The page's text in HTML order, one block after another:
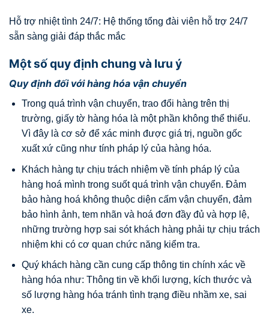
Hỗ trợ nhiệt tình 24/7: Hệ thống tổng đài viên hỗ trợ 24/7
sẵn sàng giải đáp thắc mắc
Một số quy định chung và lưu ý
Quy định đối với hàng hóa vận chuyển
Trong quá trình vận chuyển, trao đổi hàng trên thị
trường, giấy tờ hàng hóa là một phần không thể thiếu.
Vì đây là cơ sở để xác minh được giá trị, nguồn gốc
xuất xứ cũng như tính pháp lý của hàng hóa.
Khách hàng tự chịu trách nhiệm về tính pháp lý của
hàng hoá mình trong suốt quá trình vận chuyển. Đảm
bảo hàng hoá không thuộc diện cấm vận chuyển, đảm
bảo hình ảnh, tem nhãn và hoá đơn đầy đủ và hợp lệ,
những trường hợp sai sót khách hàng phải tự chịu trách
nhiệm khi có cơ quan chức năng kiểm tra.
Quý khách hàng cần cung cấp thông tin chính xác về
hàng hóa như: Thông tin về khối lượng, kích thước và
số lượng hàng hóa tránh tình trạng điều nhầm xe, sai
xe.